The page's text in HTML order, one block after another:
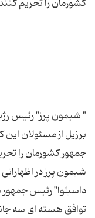
" شیمون پرز" رئیس
برزیل از مسئولان
شیمون پرز در
داسیلوا" رئیس جمهور